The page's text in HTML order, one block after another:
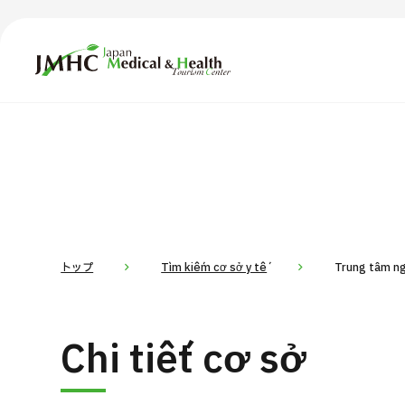
Trung tâm Du lịch Y tế & Sức khỏe Nhật Bản (JMHC)
Quy trình khám chữa bệnh
Chương trình
Tìm theo bộ phận / bệnh
トップ Tìm kiếm cơ sở y tế Trung tâm
Chi tiết cơ sở